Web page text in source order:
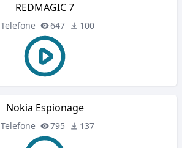
REDMAGIC 7
Telefone 647 100
Nokia Espionage
Telefone 795 137